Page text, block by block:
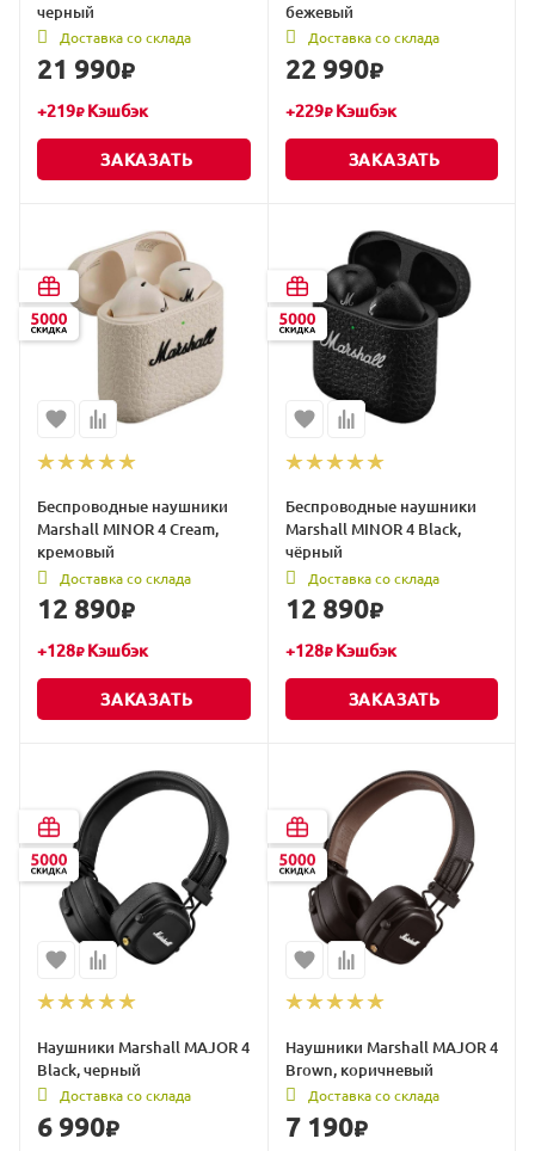
черный
Доставка со склада
21 990₽
+219₽Кэшбэк
ЗАКАЗАТЬ
бежевый
Доставка со склада
22 990₽
+229₽Кэшбэк
ЗАКАЗАТЬ
Беспроводные наушники
Marshall MINOR 4 Cream,
кремовый
Доставка со склада
12 890₽
+128₽Кэшбэк
ЗАКАЗАТЬ
Беспроводные наушники
Marshall MINOR 4 Black,
чёрный
Доставка со склада
12 890₽
+128₽Кэшбэк
ЗАКАЗАТЬ
Наушники Marshall MAJOR 4
Black, черный
Доставка со склада
6 990₽
Наушники Marshall MAJOR 4
Brown, коричневый
Доставка со склада
7 190₽